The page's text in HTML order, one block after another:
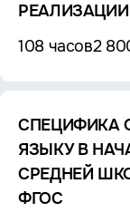
108 часов2
СПЕЦИФИКА
ЯЗЫКУ В
СРЕДНЕЙ
ФГОС